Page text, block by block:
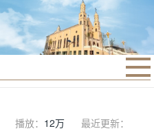
播放： 12万
最近更新：